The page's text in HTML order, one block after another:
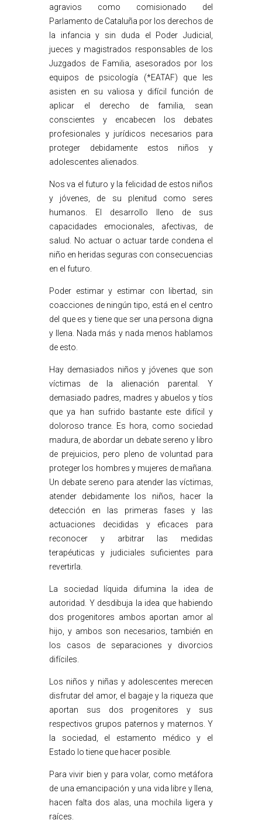
agravios como comisionado del
Parlamento de Cataluña por los derechos de
la infancia y sin duda el Poder Judicial,
jueces y magistrados responsables de los
Juzgados de Familia, asesorados por los
equipos de psicología (*EATAF) que les
asisten en su valiosa y difícil función de
aplicar el derecho de familia, sean
conscientes y encabecen los debates
profesionales y jurídicos necesarios para
proteger debidamente estos niños y
adolescentes alienados.
Nos va el futuro y la felicidad de estos niños
y jóvenes, de su plenitud como seres
humanos. El desarrollo lleno de sus
capacidades emocionales, afectivas, de
salud. No actuar o actuar tarde condena el
niño en heridas seguras con consecuencias
en el futuro.
Poder estimar y estimar con libertad, sin
coacciones de ningún tipo, está en el centro
del que es y tiene que ser una persona digna
y llena. Nada más y nada menos hablamos
de esto.
Hay demasiados niños y jóvenes que son
víctimas de la alienación parental. Y
demasiado padres, madres y abuelos y tíos
que ya han sufrido bastante este difícil y
doloroso trance. Es hora, como sociedad
madura, de abordar un debate sereno y libro
de prejuicios, pero pleno de voluntad para
proteger los hombres y mujeres de mañana.
Un debate sereno para atender las víctimas,
atender debidamente los niños, hacer la
detección en las primeras fases y las
actuaciones decididas y eficaces para
reconocer y arbitrar las medidas
terapéuticas y judiciales suficientes para
revertirla.
La sociedad líquida difumina la idea de
autoridad. Y desdibuja la idea que habiendo
dos progenitores ambos aportan amor al
hijo, y ambos son necesarios, también en
los casos de separaciones y divorcios
difíciles.
Los niños y niñas y adolescentes merecen
disfrutar del amor, el bagaje y la riqueza que
aportan sus dos progenitores y sus
respectivos grupos paternos y maternos. Y
la sociedad, el estamento médico y el
Estado lo tiene que hacer posible.
Para vivir bien y para volar, como metáfora
de una emancipación y una vida libre y llena,
hacen falta dos alas, una mochila ligera y
raíces.